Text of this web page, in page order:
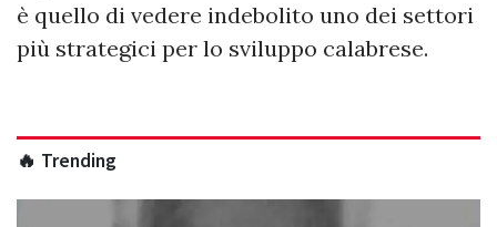
è quello di vedere indebolito uno dei settori
più strategici per lo sviluppo calabrese.
🔥 Trending